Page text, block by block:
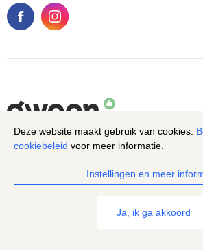
Cookie melding
Deze website maakt gebruik van cookies.
cookiebeleid voor meer informatie.
Instellingen en meer
Ja, ik ga akkoord